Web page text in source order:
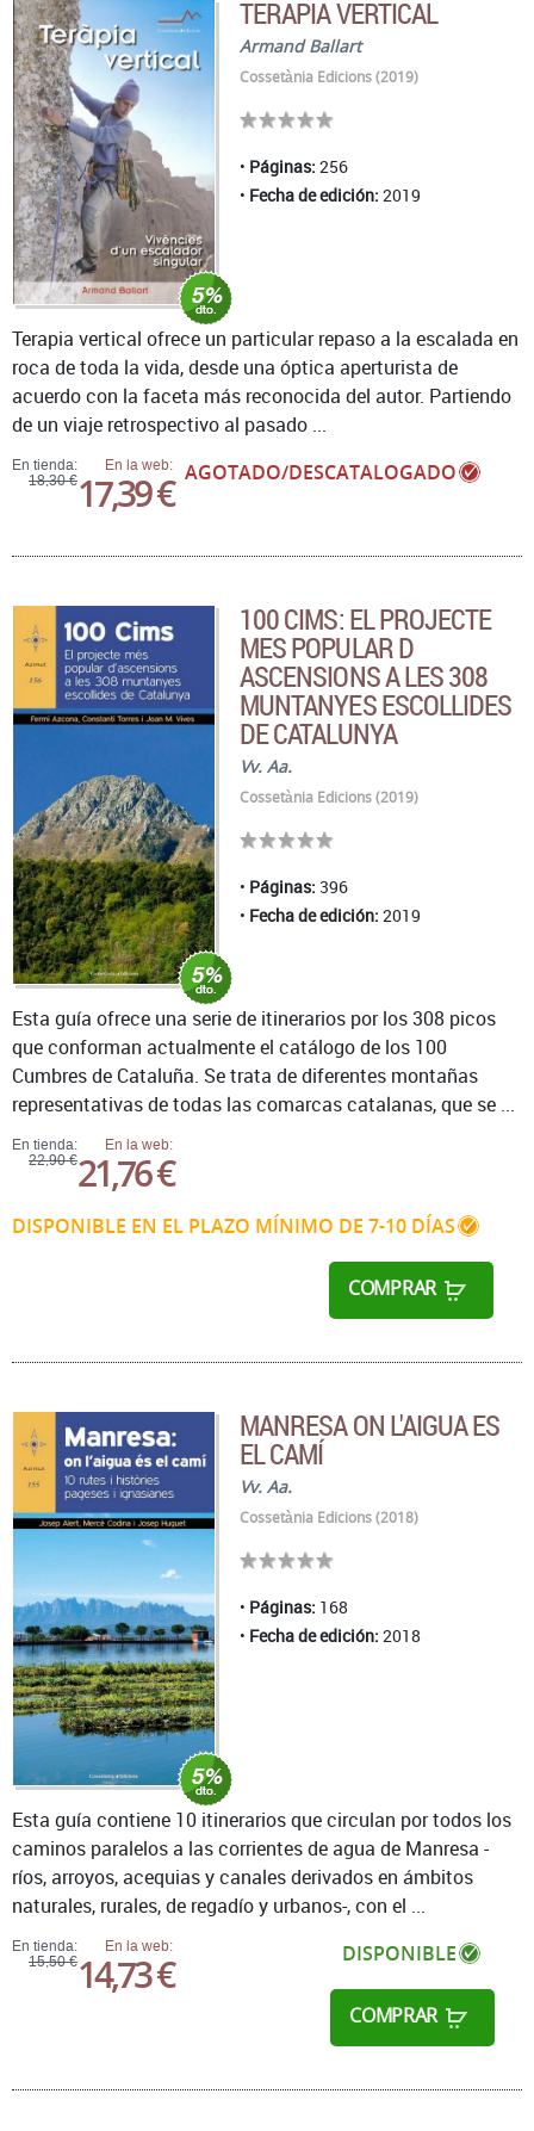
TERAPIA VERTICAL
Armand Ballart
Cossetània Edicions (2019)
Páginas: 256
Fecha de edición: 2019
En tienda:
18,30 €
En la web:
17,39 € AGOTADO/DESCATALOGADO
Terapia vertical ofrece un particular repaso a la escalada en
roca de toda la vida, desde una óptica aperturista de
acuerdo con la faceta más reconocida del autor. Partiendo
de un viaje retrospectivo al pasado ...
100 CIMS: EL PROJECTE
MES POPULAR D
ASCENSIONS A LES 308
MUNTANYES ESCOLLIDES
DE CATALUNYA
Vv. Aa.
Cossetània Edicions (2019)
Páginas: 396
Fecha de edición: 2019
En tienda:
22,90 €
En la web:
21,76 €
DISPONIBLE EN EL PLAZO MÍNIMO DE 7-10 DÍAS
COMPRAR
Esta guía ofrece una serie de itinerarios por los 308 picos
que conforman actualmente el catálogo de los 100
Cumbres de Cataluña. Se trata de diferentes montañas
representativas de todas las comarcas catalanas, que se ...
MANRESA ON L'AIGUA ES
EL CAMÍ
Vv. Aa.
Cossetània Edicions (2018)
Páginas: 168
Fecha de edición: 2018
En tienda:
15,50 €
En la web:
14,73 € DISPONIBLE
COMPRAR
Esta guía contiene 10 itinerarios que circulan por todos los
caminos paralelos a las corrientes de agua de Manresa -
ríos, arroyos, acequias y canales derivados en ámbitos
naturales, rurales, de regadío y urbanos-, con el ...